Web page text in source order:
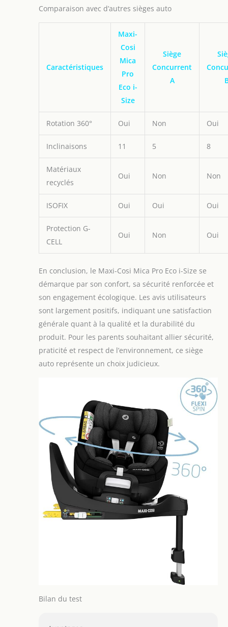
Comparaison avec d’autres sièges auto
Caractéristiques
Maxi-
Cosi
Mica
Pro
Eco i-
Size
Siège
Concurrent
A
Rotation 360° Oui Non Oui
Inclinaisons 11 5 8
Matériaux
recyclés
Oui Non Non
ISOFIX Oui Oui Oui
Protection G-
CELL
Oui Non Oui
En conclusion, le Maxi-Cosi Mica Pro Eco i-Size se
démarque par son confort, sa sécurité renforcée et
son engagement écologique. Les avis utilisateurs
sont largement positifs, indiquant une satisfaction
générale quant à la qualité et la durabilité du
produit. Pour les parents souhaitant allier sécurité,
praticité et respect de l’environnement, ce siège
auto représente un choix judicieux.
Bilan du test